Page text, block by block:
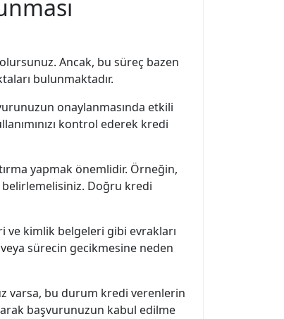
Ancak, bu süreç bazen
bulunmaktadır.
onaylanmasında etkili
kontrol ederek kredi
yapmak önemlidir. Örneğin,
Doğru kredi
ve kimlik belgeleri gibi evrakları
sürecin gecikmesine neden
varsa, bu durum kredi verenlerin
başvurunuzun kabul edilme